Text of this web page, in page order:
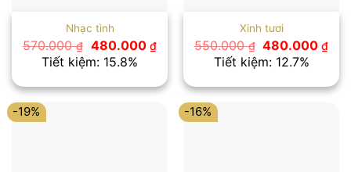
Nhạc tình
570.000₫ Giá
gốc
là:
480.000 ₫Giá
hiện
là:
480.000 ₫.
Tiết kiệm: 15.8%
Xinh tươi
550.000₫ Giá
gốc
là:
480.000₫Giá
là:
Tiết kiệm: 12.7%
-19% -16%